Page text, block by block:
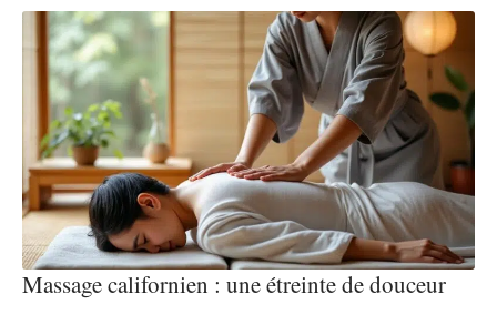
Massage californien : une étreinte de douceur